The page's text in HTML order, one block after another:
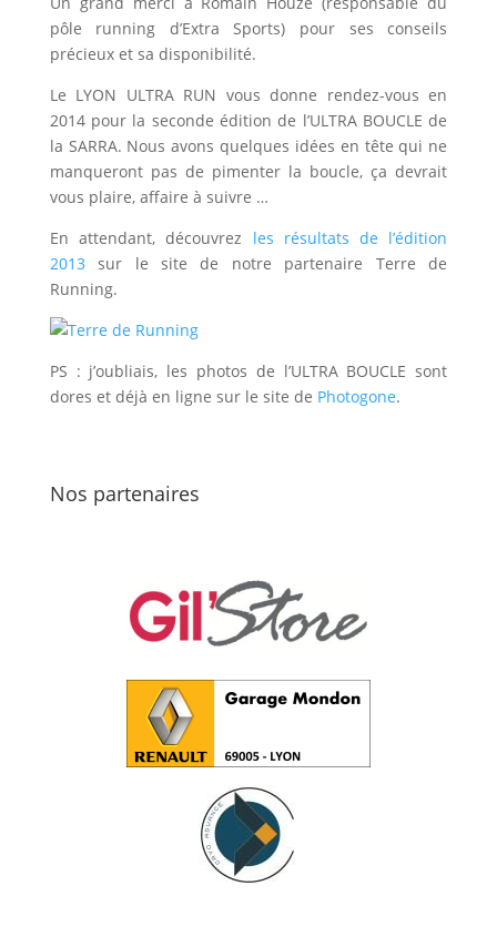
pôle running d’Extra Sports) pour ses conseils
précieux et sa disponibilité.
Le LYON ULTRA RUN vous donne rendez-vous en
2014 pour la seconde édition de l’ULTRA BOUCLE de
la SARRA. Nous avons quelques idées en tête qui ne
manqueront pas de pimenter la boucle, ça devrait
vous plaire, affaire à suivre …
En attendant, découvrez les résultats de l’édition
2013sur le site de notre partenaire Terre de
Running.
PS : j’oubliais, les photos de l’ULTRA BOUCLE sont
dores et déjà en ligne sur le site de Photogone.
Nos partenaires